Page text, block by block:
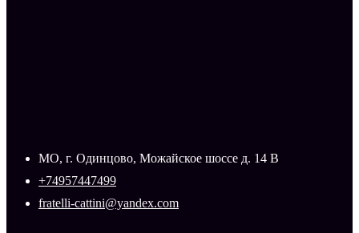
МО, г. Одинцово, Можайское шоссе д. 14 В
+74957447499
fratelli-cattini@yandex.com